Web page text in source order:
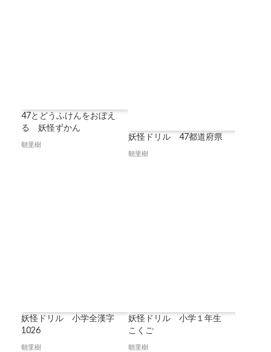
47とどうふけんをおぼえ
る 妖怪ずかん
朝里樹
妖怪ドリル 47都道府県
朝里樹
妖怪ドリル 小学全漢字
1026
朝里樹
妖怪ドリル 小学１年生
こくご
朝里樹